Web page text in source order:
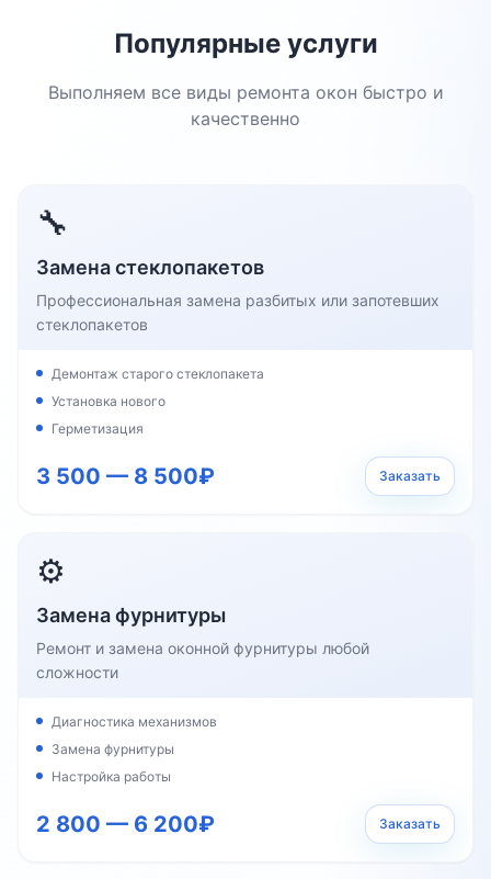
Популярные услуги
Выполняем все виды ремонта окон быстро и
качественно
🔧
Замена стеклопакетов
Профессиональная замена разбитых или запотевших
стеклопакетов
Демонтаж старого стеклопакета
Установка нового
Герметизация
3 500 — 8 500₽ Заказать
⚙️
Замена фурнитуры
Ремонт и замена оконной фурнитуры любой
сложности
Диагностика механизмов
Замена фурнитуры
Настройка работы
2 800 — 6 200₽ Заказать